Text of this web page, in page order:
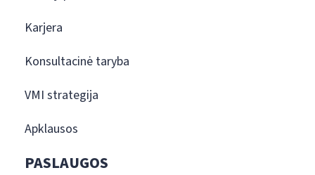
Karjera
Konsultacinė taryba
VMI strategija
Apklausos
PASLAUGOS